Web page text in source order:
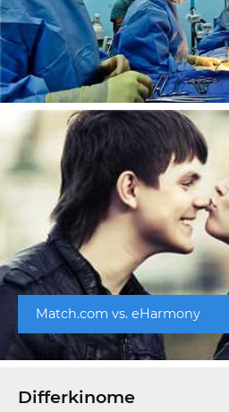
Match.com vs. eHarmony
Differkinome